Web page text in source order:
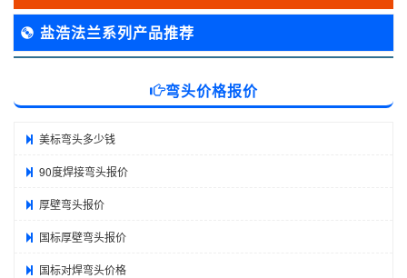
盐浩法兰系列产品推荐
弯头价格报价
美标弯头多少钱
90度焊接弯头报价
厚壁弯头报价
国标厚壁弯头报价
国标对焊弯头价格